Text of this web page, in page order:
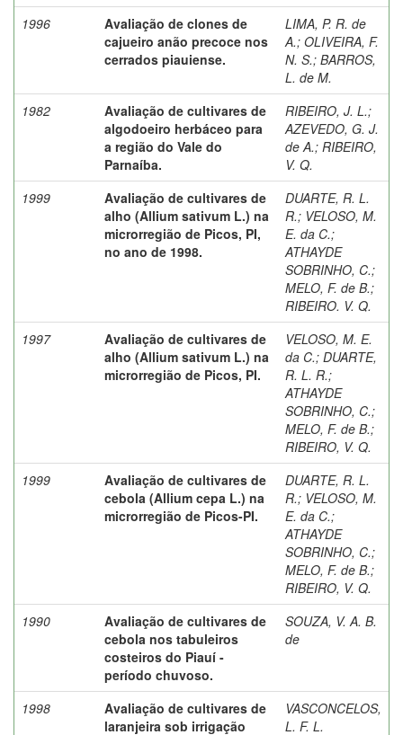
1996
Avaliação de clones de
cajueiro anão precoce nos
cerrados piauiense.
LIMA, P. R. de
A.; OLIVEIRA, F.
N. S.; BARROS,
L. de M.
1982
Avaliação de cultivares de
algodoeiro herbáceo para
a região do Vale do
Parnaíba.
RIBEIRO, J. L.;
AZEVEDO, G. J.
de A.; RIBEIRO,
V. Q.
1999
Avaliação de cultivares de
alho (Allium sativum L.) na
microrregião de Picos, PI,
no ano de 1998.
DUARTE, R. L.
R.; VELOSO, M.
E. da C.;
ATHAYDE
SOBRINHO, C.;
MELO, F. de B.;
RIBEIRO. V. Q.
1997
Avaliação de cultivares de
alho (Allium sativum L.) na
microrregião de Picos, PI.
VELOSO, M. E.
da C.; DUARTE,
R. L. R.;
ATHAYDE
SOBRINHO, C.;
MELO, F. de B.;
RIBEIRO, V. Q.
1999
Avaliação de cultivares de
cebola (Allium cepa L.) na
microrregião de Picos-PI.
DUARTE, R. L.
R.; VELOSO, M.
E. da C.;
ATHAYDE
SOBRINHO, C.;
MELO, F. de B.;
RIBEIRO, V. Q.
1990
Avaliação de cultivares de
cebola nos tabuleiros
costeiros do Piauí -
período chuvoso.
SOUZA, V. A. B.
de
1998
Avaliação de cultivares de
laranjeira sob irrigação
VASCONCELOS,
L. F. L.